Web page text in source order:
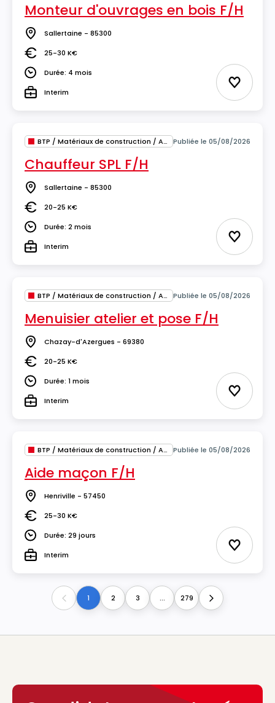
Monteur d'ouvrages en bois F/H
Lieu Sallertaine - 85300
Salaire25-30 K€
DuréeDurée: 4 mois
TypeInterim Ajouter
BTP / Matériaux de construction / Architecture Publiée le 05/08/2026
Chauffeur SPL F/H
Lieu Sallertaine - 85300
Salaire20-25 K€
DuréeDurée: 2 mois
TypeInterim Ajouter
BTP / Matériaux de construction / Architecture Publiée le 05/08/2026
Menuisier atelier et pose F/H
Lieu Chazay-d'Azergues - 69380
Salaire20-25 K€
DuréeDurée: 1 mois
TypeInterim Ajouter
BTP / Matériaux de construction / Architecture Publiée le 05/08/2026
Aide maçon F/H
Lieu Henriville - 57450
Salaire25-30 K€
DuréeDurée: 29 jours
TypeInterim Ajouter
Previous1 2 3 ... 279 Next